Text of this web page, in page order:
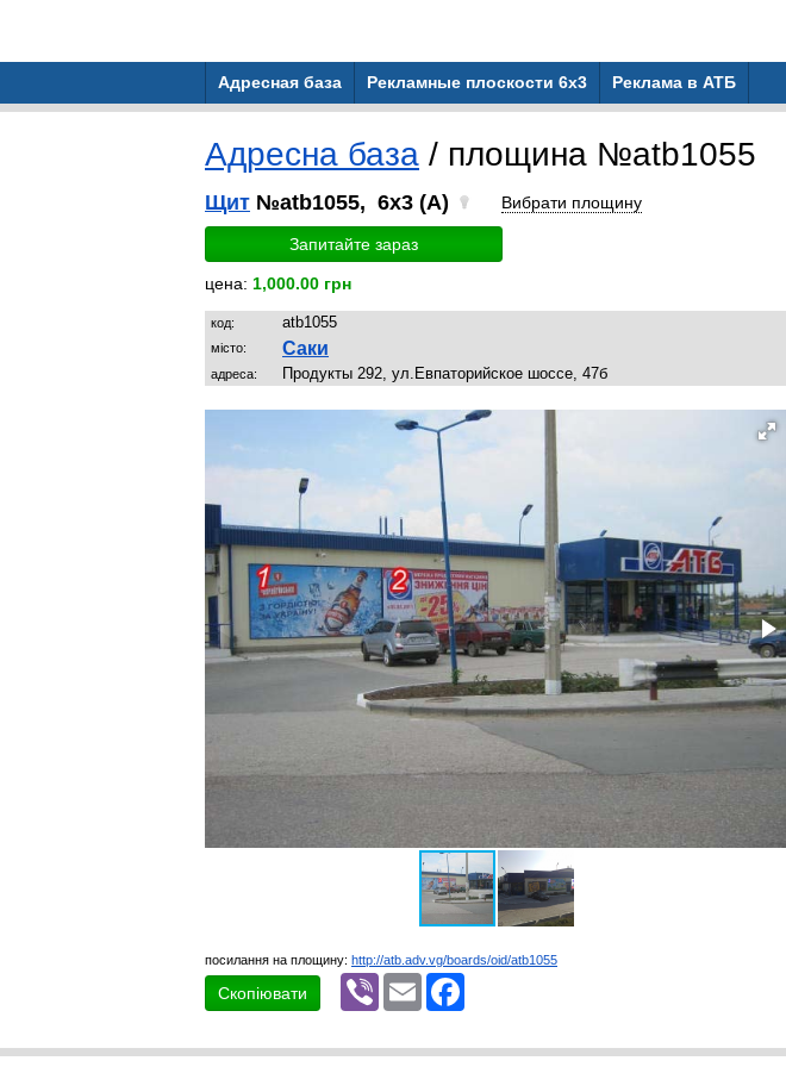
Адресная база Рекламные плоскости 6x3 Реклама в АТБ
Адресна база / площина №atb1055
Щит №atb1055, 6x3 (A) Вибрати площину
Запитайте зараз
цена: 1,000.00 грн
код: atb1055
місто: Саки
адреса: Продукты 292, ул.Евпаторийское шоссе, 47б
посилання на площину: http://atb.adv.vg/boards/oid/atb1055
Скопіювати
Viber Email